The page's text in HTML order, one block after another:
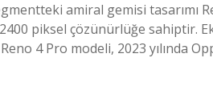
amiral gemisi tasarımı
piksel çözünürlüğe sahiptir.
4 Pro modeli, 2023 yılında